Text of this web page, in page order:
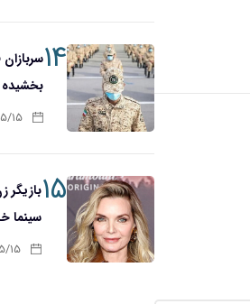
۱۴سربازان
۱۴۰۵/
۱۵بازیگر
سینما